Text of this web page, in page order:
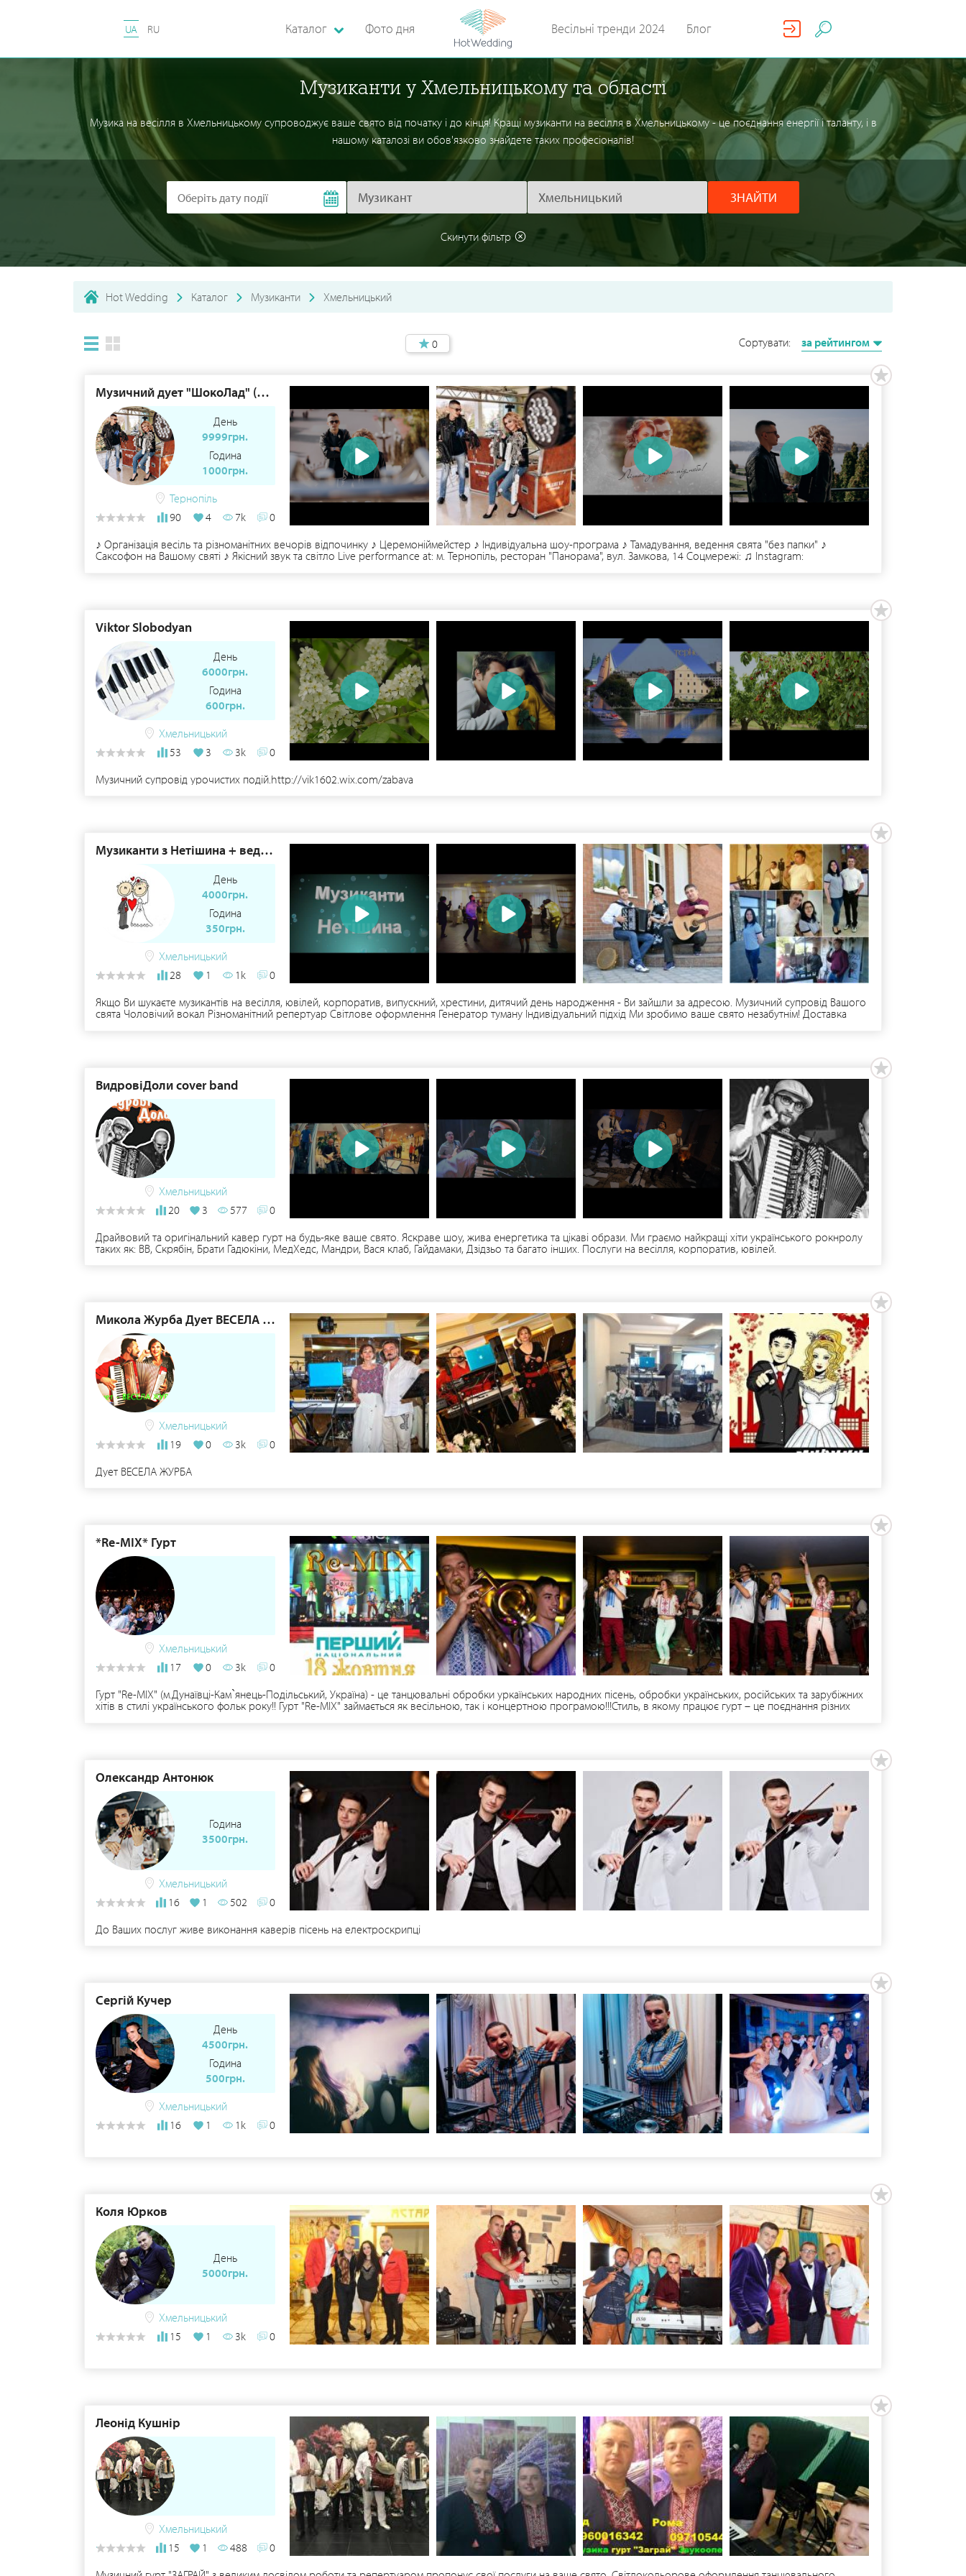
UA RU Каталог Фото дня Весільні тренди 2024 Блог
Музиканти у Хмельницькому та області
Музика на весілля в Хмельницькому супроводжує ваше свято від початку і до кінця! Кращі музиканти на весілля в Хмельницькому - це поєднання енергії і таланту, і в
нашому каталозі ви обов'язково знайдете таких професіоналів!
ЗНАЙТИ
Скинути фільтр
Hot Wedding Каталог Музиканти Хмельницький
0 Сортувати: за рейтингом
Музичний дует "ШокоЛад" (MD) ♪
День
9999грн.
Година
1000грн.
Тернопіль
90
4 7k
0
♪ Організація весіль та різноманітних вечорів відпочинку ♪ Церемоніймейстер ♪ Індивідуальна шоу-програма ♪ Тамадування, ведення свята "без папки" ♪
Саксофон на Вашому святі ♪ Якісний звук та світло Live performance at: м. Тернопіль, ресторан "Панорама", вул. Замкова, 14 Соцмережі: ♫ Instagram:
Viktor Slobodyan
День
6000грн.
Година
600грн.
Хмельницький
53
3 3k
0
Музичний супровід урочистих подій.http://vik1602.wix.com/zabava
Музиканти з Нетішина + ведуча та фотооператор.
День
4000грн.
Година
350грн.
Хмельницький
28
1 1k
0
Якщо Ви шукаєте музикантів на весілля, ювілей, корпоратив, випускний, хрестини, дитячий день народження - Ви зайшли за адресою. Музичний супровід Вашого
свята Чоловічий вокал Різноманітний репертуар Світлове оформлення Генератор туману Індивідуальний підхід Ми зробимо ваше свято незабутнім! Доставка
ВидровіДоли cover band
Хмельницький
20
3 577
0
Драйвовий та оригінальний кавер гурт на будь-яке ваше свято. Яскраве шоу, жива енергетика та цікаві образи. Ми граємо найкращі хіти українського рокнролу
таких як: ВВ, Скрябін, Брати Гадюкіни, МедХедс, Мандри, Вася клаб, Гайдамаки, Дзідзьо та багато інших. Послуги на весілля, корпоратив, ювілей.
Микола Журба Дует ВЕСЕЛА ЖУРБА
Хмельницький
19
0 3k
0
Дует ВЕСЕЛА ЖУРБА
*Re-MIX* Гурт
Хмельницький
17
0 3k
0
Гурт "Re-MIX" (м.Дунаївці-Кам`янець-Подільський, Україна) - це танцювальні обробки уркаїнських народних пісень, обробки українських, російських та зарубіжних
хітів в стилі українського фольк року!! Гурт "Re-MIX" займається як весільною, так і концертною програмою!!!Стиль, в якому працює гурт – це поєднання різних
Олександр Антонюк
Година
3500грн.
Хмельницький
16
1 502
0
До Ваших послуг живе виконання каверів пісень на електроскрипці
Сергій Кучер
День
4500грн.
Година
500грн.
Хмельницький
16
1 1k 0
Коля Юрков
День
5000грн.
Хмельницький
15
1 3k 0
Леонід Кушнір
Хмельницький
15
1 488
0